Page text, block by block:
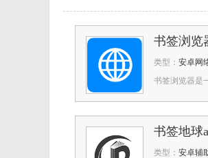
书签浏览
类型： 安卓网
书签浏览器是
书签地球
类型： 安卓辅